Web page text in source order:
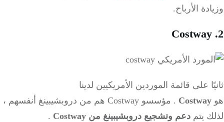
الأرباح.
Costway
على قائمة الموردين الأمريكيين لدينا
Costway
.
مؤسسو Costway هم من دروبشيبينغ أنفسهم ،
يتمدعم وتشجيع دروبشيبينغ من Costway .